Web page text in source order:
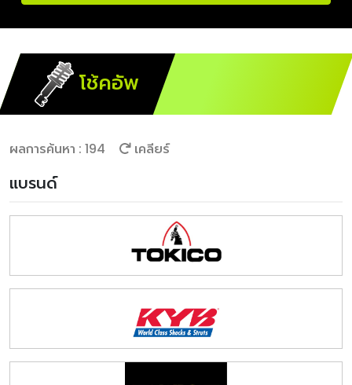
โช้คอัพ
ผลการค้นหา : 194 เคลียร์
แบรนด์